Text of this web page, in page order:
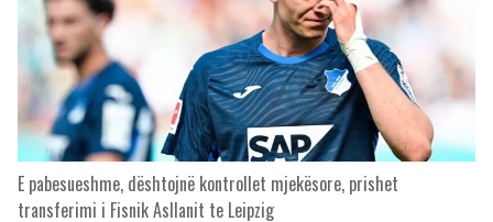
E pabesueshme, dështojnë kontrollet mjekësore, prishet
transferimi i Fisnik Asllanit te Leipzig